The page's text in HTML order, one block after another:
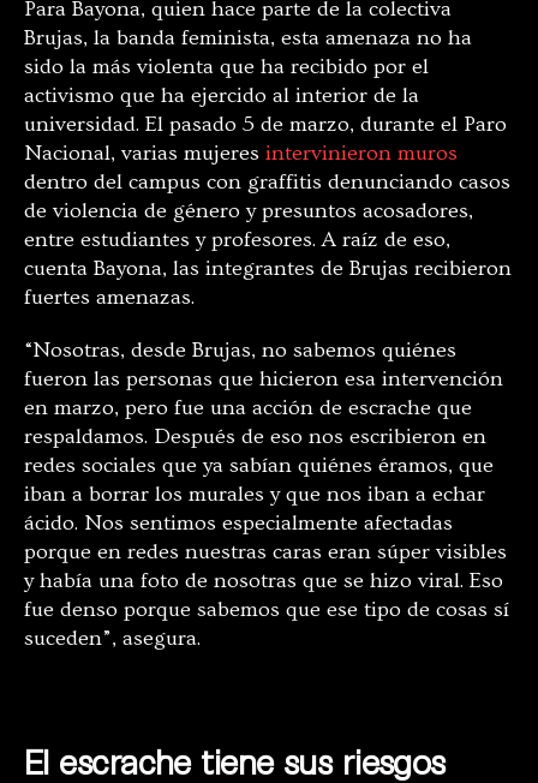
Para Bayona, quien hace parte de la colectiva
Brujas, la banda feminista, esta amenaza no ha
sido la más violenta que ha recibido por el
activismo que ha ejercido al interior de la
universidad. El pasado 5 de marzo, durante el Paro
Nacional, varias mujeres intervinieron muros
dentro del campus con graffitis denunciando casos
de violencia de género y presuntos acosadores,
entre estudiantes y profesores. A raíz de eso,
cuenta Bayona, las integrantes de Brujas recibieron
fuertes amenazas.
“Nosotras, desde Brujas, no sabemos quiénes
fueron las personas que hicieron esa intervención
en marzo, pero fue una acción de escrache que
respaldamos. Después de eso nos escribieron en
redes sociales que ya sabían quiénes éramos, que
iban a borrar los murales y que nos iban a echar
ácido. Nos sentimos especialmente afectadas
porque en redes nuestras caras eran súper visibles
y había una foto de nosotras que se hizo viral. Eso
fue denso porque sabemos que ese tipo de cosas sí
suceden”, asegura.
El escrache tiene sus riesgos